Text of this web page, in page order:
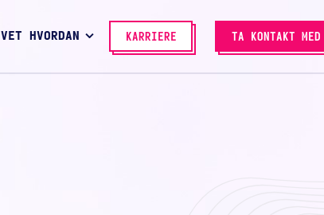
VET HVORDAN KARRIERE TA KONTAKT MED